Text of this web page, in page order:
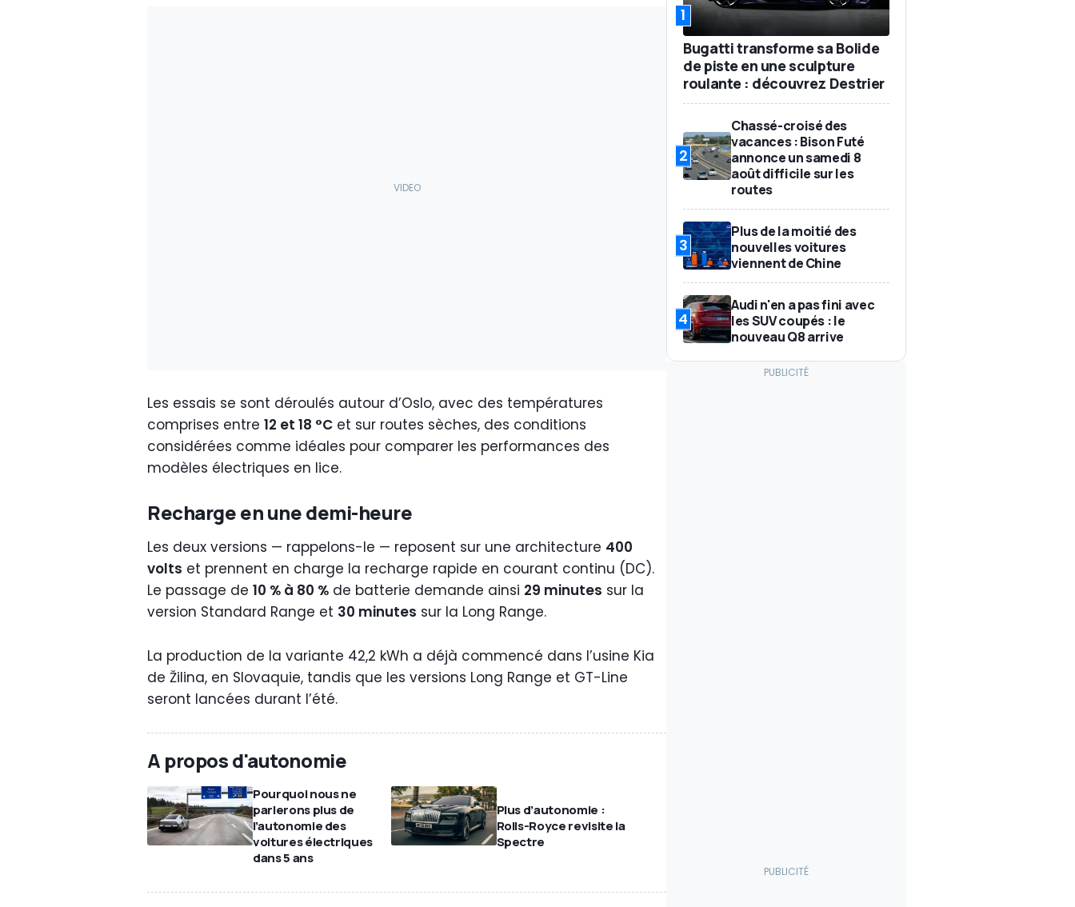
Les essais se sont déroulés autour d’Oslo, avec des températures
comprises entre 12 et 18 °C et sur routes sèches, des conditions
considérées comme idéales pour comparer les performances des
modèles électriques en lice.
Recharge en une demi-heure
Les deux versions — rappelons-le — reposent sur une architecture 400
volts et prennent en charge la recharge rapide en courant continu (DC).
Le passage de 10 % à 80 % de batterie demande ainsi 29 minutes sur la
version Standard Range et 30 minutes sur la Long Range.
La production de la variante 42,2 kWh a déjà commencé dans l’usine Kia
de Žilina, en Slovaquie, tandis que les versions Long Range et GT-Line
seront lancées durant l’été.
A propos d'autonomie
Pourquoi nous ne
parlerons plus de
l’autonomie des
voitures électriques
dans 5 ans
Plus d’autonomie :
Rolls-Royce revisite la
Spectre
1
Bugatti transforme sa Bolide
de piste en une sculpture
roulante : découvrez Destrier
2
Chassé-croisé des
vacances : Bison Futé
annonce un samedi 8
août difficile sur les
routes
3
Plus de la moitié des
nouvelles voitures
viennent de Chine
4
Audi n'en a pas fini avec
les SUV coupés : le
nouveau Q8 arrive